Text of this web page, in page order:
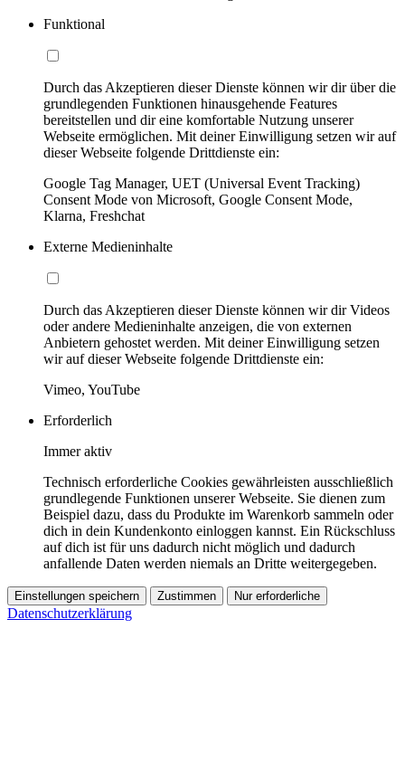
Funktional
Durch das Akzeptieren dieser Dienste können wir dir über die
grundlegenden Funktionen hinausgehende Features
bereitstellen und dir eine komfortable Nutzung unserer
Webseite ermöglichen. Mit deiner Einwilligung setzen wir auf
dieser Webseite folgende Drittdienste ein:
Google Tag Manager, UET (Universal Event Tracking)
Consent Mode von Microsoft, Google Consent Mode,
Klarna, Freshchat
Externe Medieninhalte
Durch das Akzeptieren dieser Dienste können wir dir Videos
oder andere Medieninhalte anzeigen, die von externen
Anbietern gehostet werden. Mit deiner Einwilligung setzen
wir auf dieser Webseite folgende Drittdienste ein:
Vimeo, YouTube
Erforderlich
Immer aktiv
Technisch erforderliche Cookies gewährleisten ausschließlich
grundlegende Funktionen unserer Webseite. Sie dienen zum
Beispiel dazu, dass du Produkte im Warenkorb sammeln oder
dich in dein Kundenkonto einloggen kannst. Ein Rückschluss
auf dich ist für uns dadurch nicht möglich und dadurch
anfallende Daten werden niemals an Dritte weitergegeben.
Einstellungen speichern Zustimmen Nur erforderliche
Datenschutzerklärung